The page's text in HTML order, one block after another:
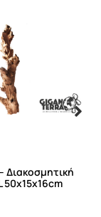
Διακοσμητική
50x15x16cm